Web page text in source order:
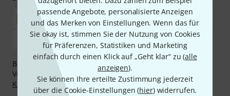
passende Angebote, personalisierte Anzeigen
und das Merken von Einstellungen. Wenn das für
Sie okay ist, stimmen Sie der Nutzung von Cookies
für Präferenzen, Statistiken und Marketing
einfach durch einen Klick auf „Geht klar“ zu (alle
anzeigen).
Sie können Ihre erteilte Zustimmung jederzeit
über die Cookie-Einstellungen (hier) widerrufen.
Bezahlen Sie vertraulich und sicher per Nachnahme,
Vorkasse, PayPal, Amazon Pay,Klarna Sofort bezahlen
Klarna Ratenzahlungoder Kreditkarte.